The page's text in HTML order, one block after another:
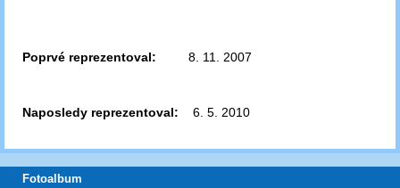
Poprvé reprezentoval: 8. 11. 2007
Naposledy reprezentoval: 6. 5. 2010
Fotoalbum